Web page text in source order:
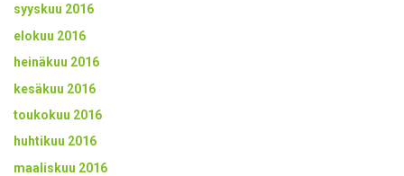
syyskuu 2016
elokuu 2016
heinäkuu 2016
kesäkuu 2016
toukokuu 2016
huhtikuu 2016
maaliskuu 2016